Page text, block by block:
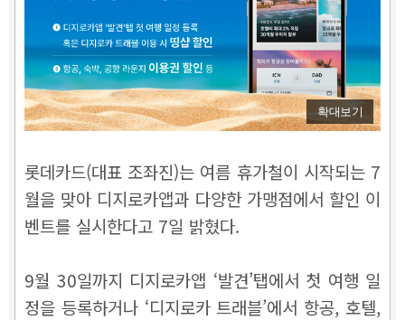
확대보기
롯데카드(대표 조좌진)는 여름 휴가철이 시작되는 7
월을 맞아 디지로카앱과 다양한 가맹점에서 할인 이
벤트를 실시한다고 7일 밝혔다.
9월 30일까지 디지로카앱 ‘발견’탭에서 첫 여행 일
정을 등록하거나 ‘디지로카 트래블’에서 항공, 호텔,